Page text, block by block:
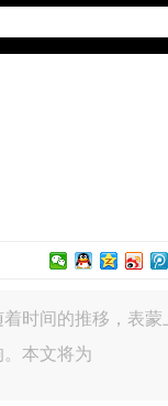
（需提前预约）
时间的推移，表蒙
本文将为